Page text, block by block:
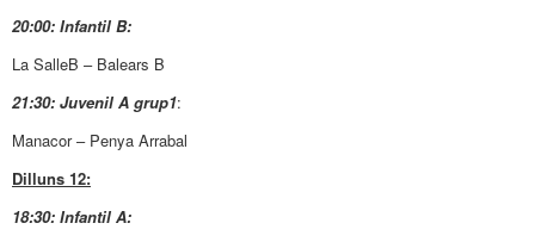
20:00: Infantil B:
La SalleB – Balears B
21:30: Juvenil A grup1:
Manacor – Penya Arrabal
Dilluns 12:
18:30: Infantil A: